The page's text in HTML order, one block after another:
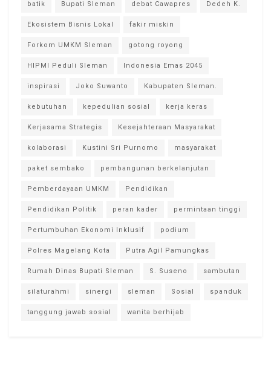
batik Bupati Sleman debat Cawapres Dedeh K.
Ekosistem Bisnis Lokal fakir miskin
Forkom UMKM Sleman gotong royong
HIPMI Peduli Sleman Indonesia Emas 2045
inspirasi Joko Suwanto Kabupaten Sleman.
kebutuhan kepedulian sosial kerja keras
Kerjasama Strategis Kesejahteraan Masyarakat
kolaborasi Kustini Sri Purnomo masyarakat
paket sembako pembangunan berkelanjutan
Pemberdayaan UMKM Pendidikan
Pendidikan Politik peran kader permintaan tinggi
Pertumbuhan Ekonomi Inklusif podium
Polres Magelang Kota Putra Agil Pamungkas
Rumah Dinas Bupati Sleman S. Suseno sambutan
silaturahmi sinergi sleman Sosial spanduk
tanggung jawab sosial wanita berhijab